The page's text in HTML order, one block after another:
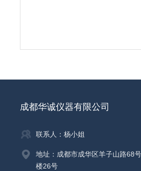
成都华诚仪器有限公司
联系人：杨小姐
地址：成都市成华区羊子山路68
楼26号